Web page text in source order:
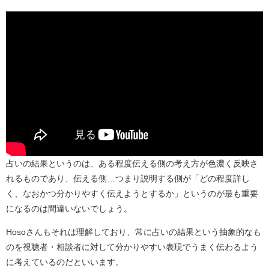
占いの結果というのは、ある程度伝える側の考え方が色濃く反映さ
れるものであり、伝える側…つまり説明する側が「どの程度詳し
く、なおかつ分かりやすく伝えようとするか」というのが最も重要
になるのは間違いないでしょう。
Hosoさんもそれは理解しており、常に占いの結果という抽象的なも
のを視聴者・相談者に対して分かりやすい表現でうまく伝わるよう
に考えているのだといいます。